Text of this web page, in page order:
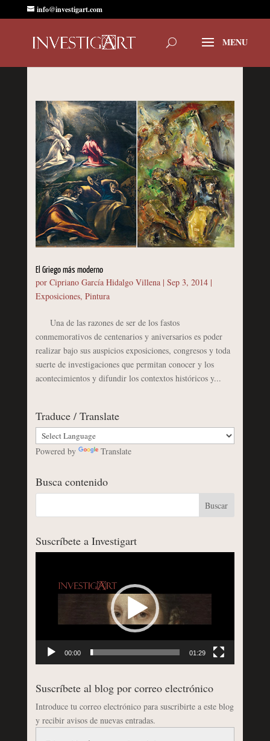
info@investigart.com
El Griego más moderno
por Cipriano García Hidalgo Villena| Sep 3, 2014|
Exposiciones, Pintura
Una de las razones de ser de los fastos
conmemorativos de centenarios y aniversarios es poder
realizar bajo sus auspicios exposiciones, congresos y toda
suerte de investigaciones que permitan conocer y los
acontecimientos y difundir los contextos históricos y...
Traduce / Translate
Powered by Translate
Busca contenido
Suscríbete a Investigart
00:00 01:29
Suscríbete al blog por correo electrónico
Introduce tu correo electrónico para suscribirte a este blog
y recibir avisos de nuevas entradas.